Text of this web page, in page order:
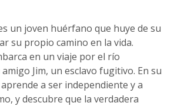
un joven huérfano que huye de su
su propio camino en la vida.
en un viaje por el río
Jim, un esclavo fugitivo. En su
a ser independiente y a
y descubre que la verdadera